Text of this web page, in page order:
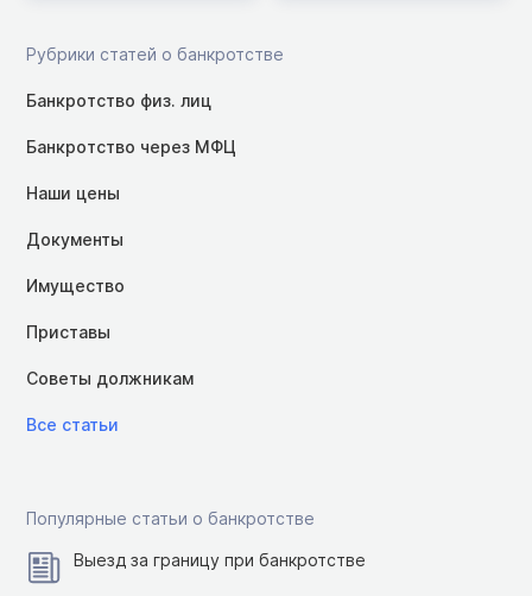
Рубрики статей о банкротстве
Банкротство физ. лиц
Банкротство через МФЦ
Наши цены
Документы
Имущество
Приставы
Советы должникам
Все статьи
Популярные статьи о банкротстве
Выезд за границу при банкротстве